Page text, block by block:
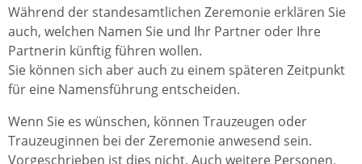
Während der standesamtlichen Zeremonie erklären Sie
auch, welchen Namen Sie und Ihr Partner oder Ihre
Partnerin künftig führen wollen.
Sie können sich aber auch zu einem späteren Zeitpunkt
für eine Namensführung entscheiden.
Wenn Sie es wünschen, können Trauzeugen oder
Trauzeuginnen bei der Zeremonie anwesend sein.
Vorgeschrieben ist dies nicht. Auch weitere Personen,